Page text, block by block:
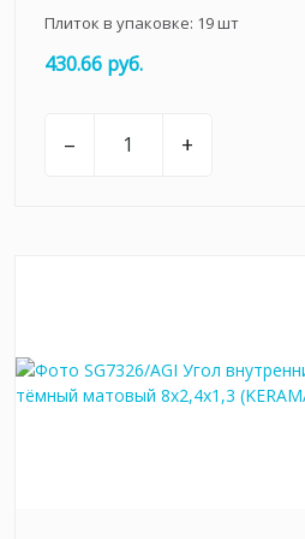
Плиток в упаковке: 19шт
430.66 руб.
– +